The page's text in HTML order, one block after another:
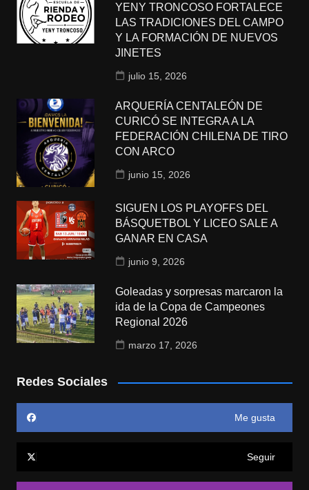
YENY TRONCOSO FORTALECE
LAS TRADICIONES DEL CAMPO
Y LA FORMACIÓN DE NUEVOS
JINETES
julio 15, 2026
ARQUERÍA CENTALEÓN DE
CURICÓ SE INTEGRA A LA
FEDERACIÓN CHILENA DE TIRO
CON ARCO
junio 15, 2026
SIGUEN LOS PLAYOFFS DEL
BÁSQUETBOL Y LICEO SALE A
GANAR EN CASA
junio 9, 2026
Goleadas y sorpresas marcaron la
ida de la Copa de Campeones
Regional 2026
marzo 17, 2026
Redes Sociales
Me gusta
Seguir